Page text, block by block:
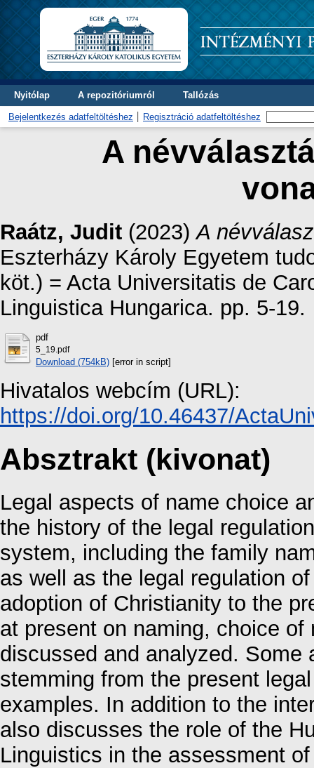
Nyitólap A repozitóriumról Tallózás
Bejelentkezés adatfeltöltéshez Regisztráció adatfeltöltéshez
A
Raátz, Judit (2023)A
Eszterházy Károly Egyetem
köt.) = Acta Universitatis de
Linguistica Hungarica. pp. 5-19.
pdf
5_19.pdf
Download (754kB) [error in script]
Hivatalos webcím (URL):
https://doi.org/10.46437/
Absztrakt (kivonat)
Legal aspects of name choice
the history of the legal
system, including the family
as well as the legal regulation
adoption of Christianity to the
at present on naming, choice
discussed and analyzed.
stemming from the present
examples. In addition to the
also discusses the role of the
Linguistics in the assessment